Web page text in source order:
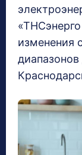
изменения